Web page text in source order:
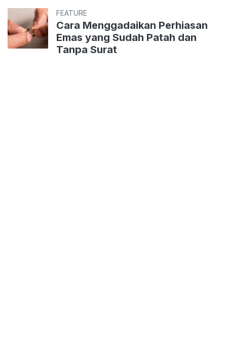
FEATURE
Cara Menggadaikan Perhiasan
Emas yang Sudah Patah dan
Tanpa Surat